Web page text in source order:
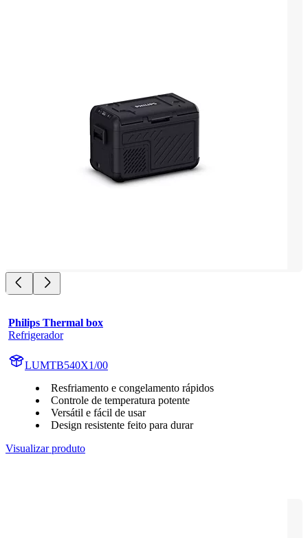
Philips Thermal box
Refrigerador
LUMTB540X1/00
Resfriamento e congelamento rápidos
Controle de temperatura potente
Versátil e fácil de usar
Design resistente feito para durar
Visualizar produto